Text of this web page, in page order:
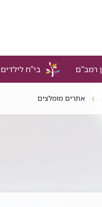
רמב"ם בי"ח לילדים
אתרים מומלצים